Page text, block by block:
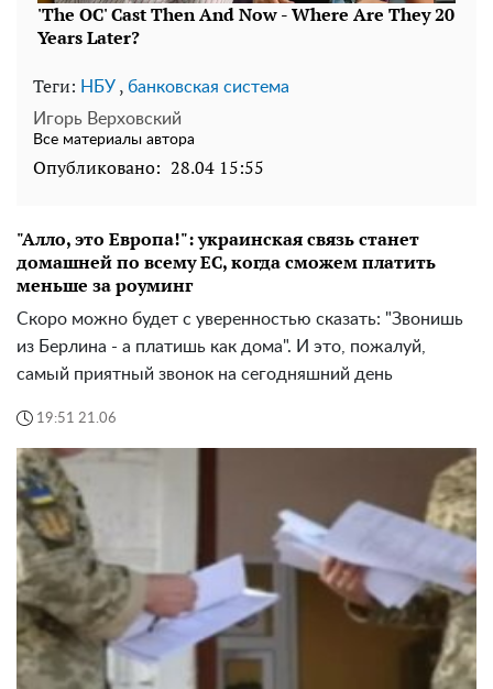
Теги: НБУ , банковская система
Игорь Верховский
Все материалы автора
Опубликовано: 28.04 15:55
"Алло, это Европа!": украинская связь станет
домашней по всему ЕС, когда сможем платить
меньше за роуминг
Скоро можно будет с уверенностью сказать: "Звонишь
из Берлина - а платишь как дома". И это, пожалуй,
самый приятный звонок на сегодняшний день
19:51 21.06